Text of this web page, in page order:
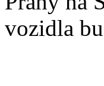
vozidla